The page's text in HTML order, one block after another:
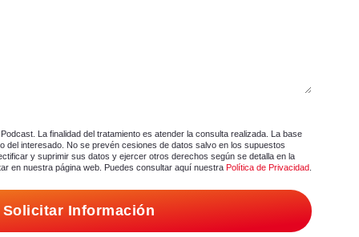
La finalidad del tratamiento es atender la consulta realizada. La base
del interesado. No se prevén cesiones de datos salvo en los supuestos
y suprimir sus datos y ejercer otros derechos según se detalla en la
en nuestra página web. Puedes consultar aquí nuestra Política de Privacidad
Solicitar Información